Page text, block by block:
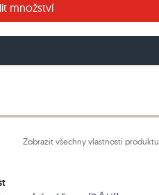
množství
Zobrazit všechny vlastnosti produktu